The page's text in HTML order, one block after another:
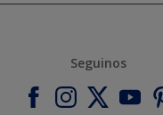
Seguinos